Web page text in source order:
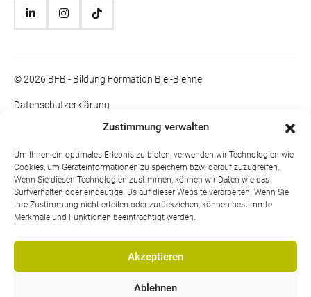
Zustimmung verwalten
Um Ihnen ein optimales Erlebnis zu bieten, verwenden wir Technologien wie
Cookies, um Geräteinformationen zu speichern bzw. darauf zuzugreifen.
Wenn Sie diesen Technologien zustimmen, können wir Daten wie das
Surfverhalten oder eindeutige IDs auf dieser Website verarbeiten. Wenn Sie
Ihre Zustimmung nicht erteilen oder zurückziehen, können bestimmte
Merkmale und Funktionen beeinträchtigt werden.
Akzeptieren
Ablehnen
© 2026 BFB - Bildung Formation Biel-Bienne
Datenschutzerklärung
Rechtliche Informationen